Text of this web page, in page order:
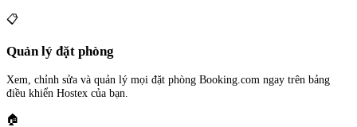
📋
Quản lý đặt phòng
Xem, chỉnh sửa và quản lý mọi đặt phòng Booking.com ngay trên bảng
điều khiển Hostex của bạn.
🏠